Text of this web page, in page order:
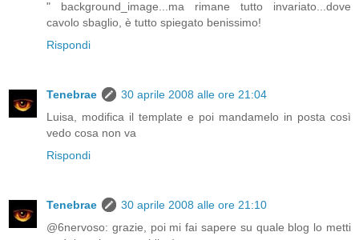
" background_image...ma rimane tutto invariato...dove
cavolo sbaglio, è tutto spiegato benissimo!
Rispondi
Tenebrae
30 aprile 2008 alle ore 21:04
Luisa, modifica il template e poi mandamelo in posta così
vedo cosa non va
Rispondi
Tenebrae
30 aprile 2008 alle ore 21:10
@6nervoso: grazie, poi mi fai sapere su quale blog lo metti